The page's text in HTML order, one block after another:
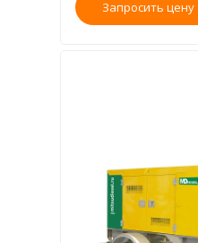
Запросить цену